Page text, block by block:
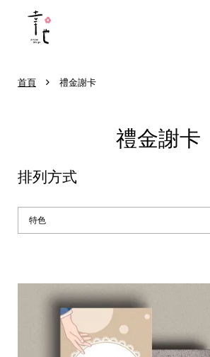
首頁 › 禮金謝卡
禮金謝卡
排列方式
您的購物車目前還